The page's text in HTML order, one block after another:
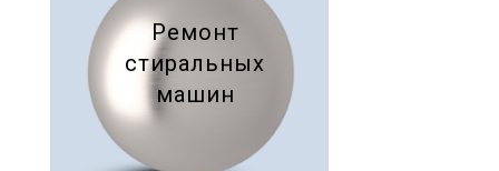
Ремонт
стиральных
машин